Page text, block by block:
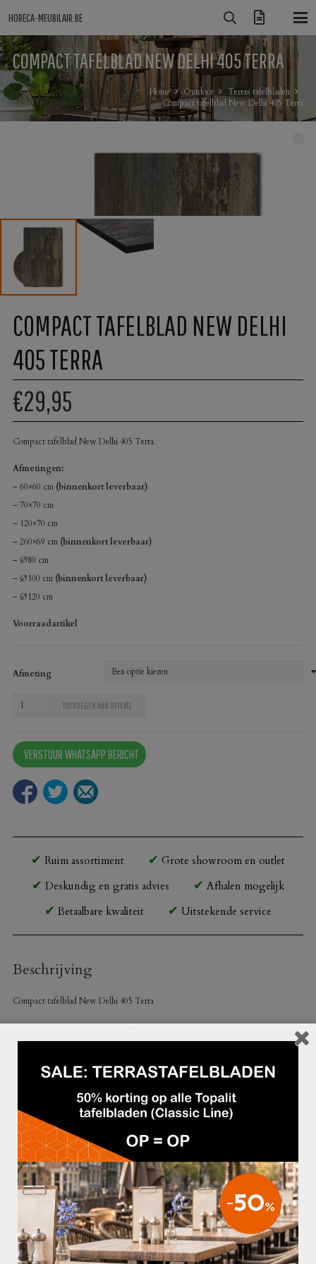
HORECA-MEUBILAIR.BE
COMPACT TAFELBLAD NEW DELHI 405 TERRA
Home Outdoor
Terras tafelbladen
Compact tafelblad New Delhi 405 Terra
COMPACT TAFELBLAD NEW DELHI
405 TERRA
€29,95
Compact tafelblad New Delhi 405 Terra.
Afmetingen:
– 60×60 cm (binnenkort leverbaar)
– 70×70 cm
– 120×70 cm
– 260×69 cm (binnenkort leverbaar)
– Ø80 cm
– Ø100 cm (binnenkort leverbaar)
– Ø120 cm
Voorraadartikel
Afmeting
Compact
New
Delhi
Terra
TOEVOEGEN AAN OFFERTE
VERSTUUR WHATSAPP BERICHT
Ruim assortiment
Grote showroom en outlet
Deskundig en gratis advies
Afhalen mogelijk
Betaalbare kwaliteit
Uitstekende service
Beschrijving
Compact tafelblad New Delhi 405 Terra
– Compact plat blad van 12 mm dikte
– Gemakkelijk te reinigen
Maak jouw tafel compleet met één van onze tafelonderstellen
GERELATEERDE PRODUCTEN